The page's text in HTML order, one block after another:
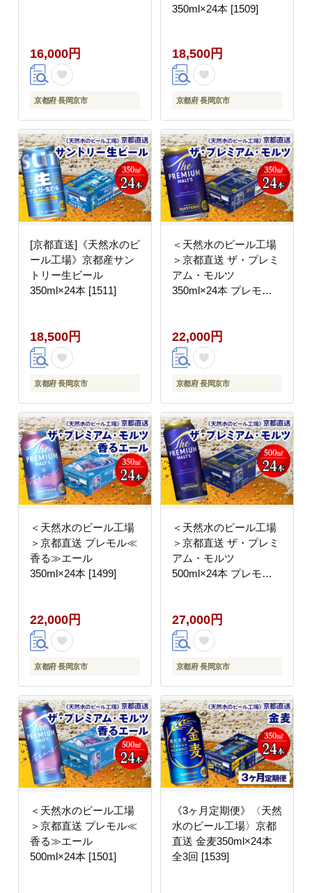
16,000円
京都府 長岡京市
350ml×24本 [1509]
18,500円
京都府 長岡京市
[京都直送]《天然水のビ
ール工場》京都産サン
トリー生ビール
350ml×24本 [1511]
18,500円
京都府 長岡京市
＜天然水のビール工場
＞京都直送 ザ・プレミ
アム・モルツ
350ml×24本 プレモル
22,000円
京都府 長岡京市
＜天然水のビール工場
＞京都直送 プレモル≪
香る≫エール
350ml×24本 [1499]
22,000円
京都府 長岡京市
＜天然水のビール工場
＞京都直送 ザ・プレミ
アム・モルツ
500ml×24本 プレモル
27,000円
京都府 長岡京市
＜天然水のビール工場
＞京都直送 プレモル≪
香る≫エール
500ml×24本 [1501]
《3ヶ月定期便》〈天然
水のビール工場〉京都
直送 金麦350ml×24本
全3回 [1539]